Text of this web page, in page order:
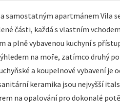
a samostatným apartmánem
části, každá s vlastním
plně vybavenou kuchyní s
na moře, zatímco druhý
a koupelnové vybavení je
keramika jsou nejvyšší
na opalování pro dokonalé